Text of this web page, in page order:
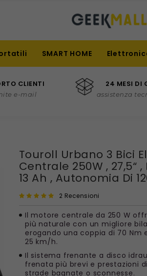
SMART HOME
CLIENTI
e-mail
24 MESI DI
assistenza
Touroll Urbano 3 Bici
Centrale 250W , 27,5“
13 Ah , Autonomia Di
2 Recensioni
Il motore centrale da 250 W
più naturale con un migliore
erogando una coppia di 70 Nm
25 km/h.
Il sistema frenante a disco
frenata più brevi e prestazioni
strade bagnate o sconnesse.